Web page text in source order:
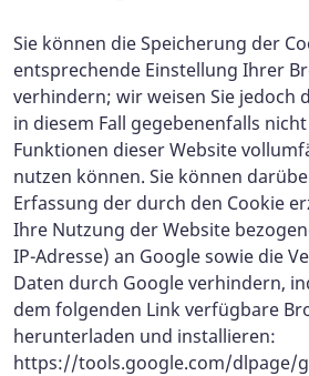
Sie können die Speicherung der
entsprechende Einstellung Ihrer
verhindern; wir weisen Sie jedoch
in diesem Fall gegebenenfalls
Funktionen dieser Website
nutzen können. Sie können
Erfassung der durch den Cookie
Ihre Nutzung der Website
IP-Adresse) an Google sowie die
Daten durch Google verhindern,
dem folgenden Link verfügbare
herunterladen und installieren:
https://tools.google.com/dlpage/